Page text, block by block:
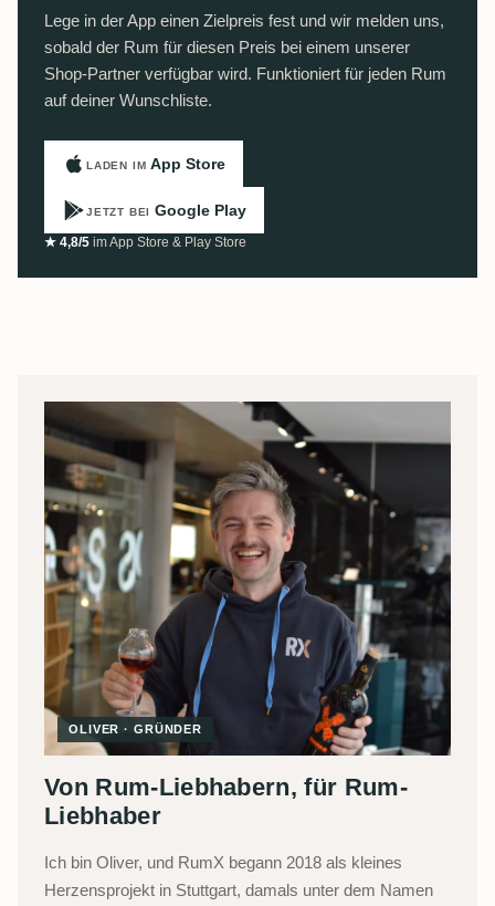
Lege in der App einen Zielpreis fest und wir melden uns,
sobald der Rum für diesen Preis bei einem unserer
Shop-Partner verfügbar wird. Funktioniert für jeden Rum
auf deiner Wunschliste.
LADEN IM App Store
JETZT BEI Google Play
★ 4,8/5 im App Store & Play Store
OLIVER · GRÜNDER
Von Rum-Liebhabern, für Rum-
Liebhaber
Ich bin Oliver, und RumX begann 2018 als kleines
Herzensprojekt in Stuttgart, damals unter dem Namen